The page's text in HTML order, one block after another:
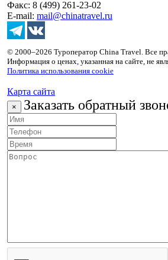
Факс: 8 (499) 261-23-02
E-mail: mail@chinatravel.ru
© 2000–2026 Туроператор China Travel. Все
Информация о ценах, указанная на сайте, не
Политика использования cookie
Карта сайта
× Заказать обратный